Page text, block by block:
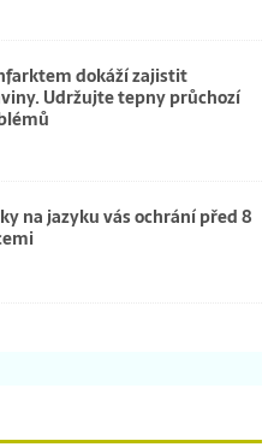
dokáží zajistit
Udržujte tepny průchozí
na jazyku vás ochrání před 8